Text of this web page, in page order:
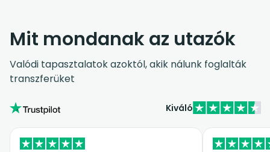
Mit mondanak az utazók
Valódi tapasztalatok azoktól, akik nálunk foglalták
transzferüket
Kiváló